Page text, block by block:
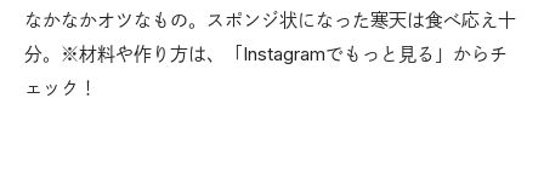
なかなかオツなもの。スポンジ状になった寒天は食べ応え十
分。※材料や作り方は、「Instagramでもっと見る」からチ
ェック！